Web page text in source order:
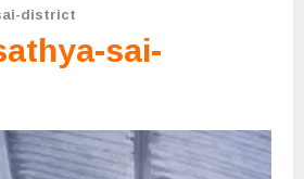
district
sai-